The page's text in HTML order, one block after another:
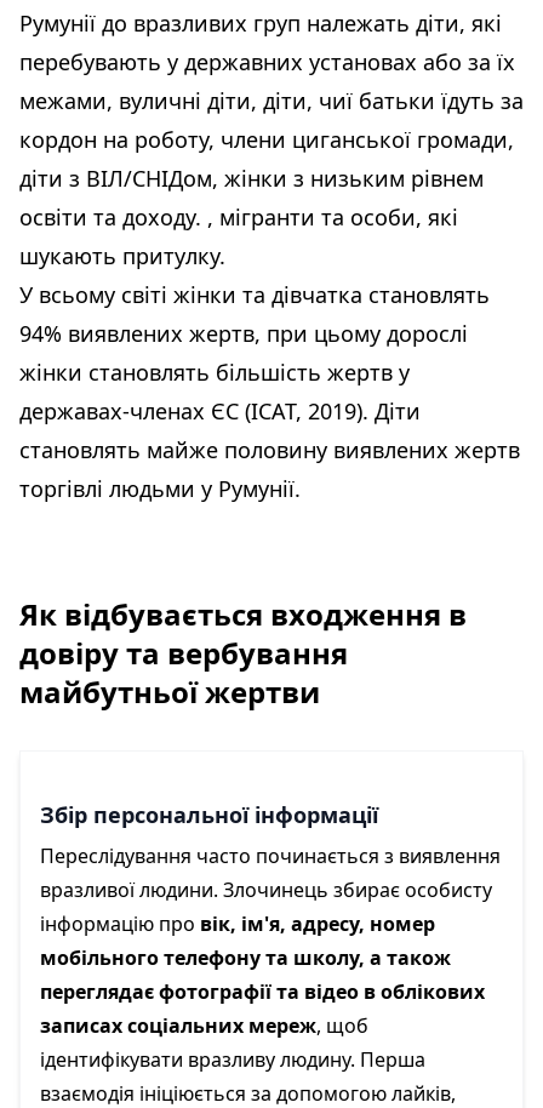
Румунії до вразливих груп належать діти, які
перебувають у державних установах або за їх
межами, вуличні діти, діти, чиї батьки їдуть за
кордон на роботу, члени циганської громади,
діти з ВІЛ/СНІДом, жінки з низьким рівнем
освіти та доходу. , мігранти та особи, які
шукають притулку.
У всьому світі жінки та дівчатка становлять
94% виявлених жертв, при цьому дорослі
жінки становлять більшість жертв у
державах-членах ЄС (ICAT, 2019). Діти
становлять майже половину виявлених жертв
торгівлі людьми у Румунії.
Як відбувається входження в
довіру та вербування
майбутньої жертви
Збір персональної інформації
Переслідування часто починається з виявлення
вразливої людини. Злочинець збирає особисту
інформацію про вік, ім'я, адресу, номер
мобільного телефону та школу, а також
переглядає фотографії та відео в облікових
записах соціальних мереж, щоб
ідентифікувати вразливу людину. Перша
взаємодія ініціюється за допомогою лайків,